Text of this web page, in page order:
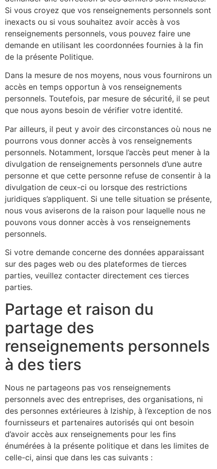
Si vous croyez que vos renseignements personnels sont
inexacts ou si vous souhaitez avoir accès à vos
renseignements personnels, vous pouvez faire une
demande en utilisant les coordonnées fournies à la fin
de la présente Politique.
Dans la mesure de nos moyens, nous vous fournirons un
accès en temps opportun à vos renseignements
personnels. Toutefois, par mesure de sécurité, il se peut
que nous ayons besoin de vérifier votre identité.
Par ailleurs, il peut y avoir des circonstances où nous ne
pourrons vous donner accès à vos renseignements
personnels. Notamment, lorsque l’accès peut mener à la
divulgation de renseignements personnels d’une autre
personne et que cette personne refuse de consentir à la
divulgation de ceux-ci ou lorsque des restrictions
juridiques s’appliquent. Si une telle situation se présente,
nous vous aviserons de la raison pour laquelle nous ne
pouvons vous donner accès à vos renseignements
personnels.
Si votre demande concerne des données apparaissant
sur des pages web ou des plateformes de tierces
parties, veuillez contacter directement ces tierces
parties.
Partage et raison du
partage des
renseignements personnels
à des tiers
Nous ne partageons pas vos renseignements
personnels avec des entreprises, des organisations, ni
des personnes extérieures à Iziship, à l’exception de nos
fournisseurs et partenaires autorisés qui ont besoin
d’avoir accès aux renseignements pour les fins
énumérées à la présente politique et dans les limites de
celle-ci, ainsi que dans les cas suivants :